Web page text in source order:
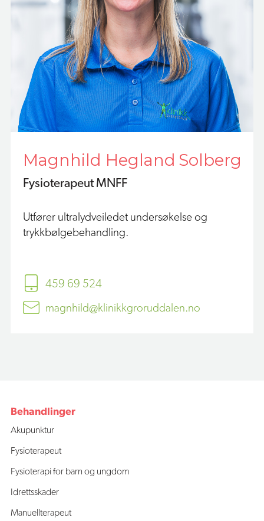
Magnhild Hegland Solberg
Fysioterapeut MNFF
Utfører ultralydveiledet undersøkelse og
trykkbølgebehandling.
459 69 524
magnhild@klinikkgroruddalen.no
Behandlinger
Akupunktur
Fysioterapeut
Fysioterapi for barn og ungdom
Idrettsskader
Manuellterapeut